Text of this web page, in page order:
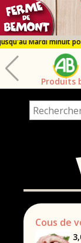
Produits
Cous de